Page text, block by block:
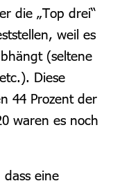
die „Top drei“
weil es
(seltene
Diese
44 Prozent der
waren es noch
eine